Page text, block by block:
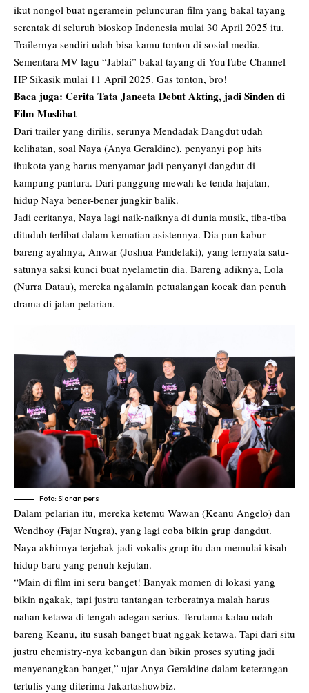
ikut nongol buat ngeramein peluncuran film yang bakal tayang
serentak di seluruh bioskop Indonesia mulai 30 April 2025 itu.
Trailernya sendiri udah bisa kamu tonton di sosial media.
Sementara MV lagu “Jablai” bakal tayang di YouTube Channel
HP Sikasik mulai 11 April 2025. Gas tonton, bro!
Baca juga: Cerita Tata Janeeta Debut Akting, jadi Sinden di
Film Muslihat
Dari trailer yang dirilis, serunya Mendadak Dangdut udah
kelihatan, soal Naya (Anya Geraldine), penyanyi pop hits
ibukota yang harus menyamar jadi penyanyi dangdut di
kampung pantura. Dari panggung mewah ke tenda hajatan,
hidup Naya bener-bener jungkir balik.
Jadi ceritanya, Naya lagi naik-naiknya di dunia musik, tiba-tiba
dituduh terlibat dalam kematian asistennya. Dia pun kabur
bareng ayahnya, Anwar (Joshua Pandelaki), yang ternyata satu-
satunya saksi kunci buat nyelametin dia. Bareng adiknya, Lola
(Nurra Datau), mereka ngalamin petualangan kocak dan penuh
drama di jalan pelarian.
Foto: Siaran pers
Dalam pelarian itu, mereka ketemu Wawan (Keanu Angelo) dan
Wendhoy (Fajar Nugra), yang lagi coba bikin grup dangdut.
Naya akhirnya terjebak jadi vokalis grup itu dan memulai kisah
hidup baru yang penuh kejutan.
“Main di film ini seru banget! Banyak momen di lokasi yang
bikin ngakak, tapi justru tantangan terberatnya malah harus
nahan ketawa di tengah adegan serius. Terutama kalau udah
bareng Keanu, itu susah banget buat nggak ketawa. Tapi dari situ
justru chemistry-nya kebangun dan bikin proses syuting jadi
menyenangkan banget,” ujar Anya Geraldine dalam keterangan
tertulis yang diterima Jakartashowbiz.